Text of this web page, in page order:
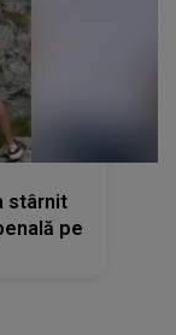
stârnit
pe